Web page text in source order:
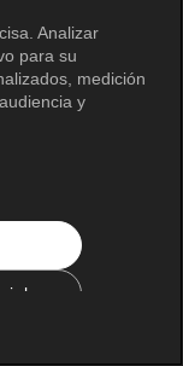
Analizar
para su
medición
y